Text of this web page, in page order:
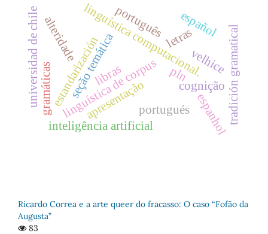
linguística de corpus
linguística computacional.
inteligência artificial
letras
apresentação
seção temática cognição
estandarización
gramáticas
universidad de chile tradición gramatical
portugués
español
português
espanhol
libras plnvelhice
alteridade
Ricardo Correa e a arte queer do fracasso: O caso “Fofão da
Augusta”
83